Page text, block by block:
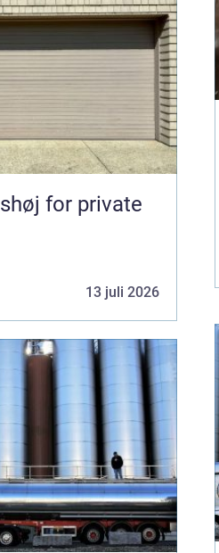
for private
13 juli 2026